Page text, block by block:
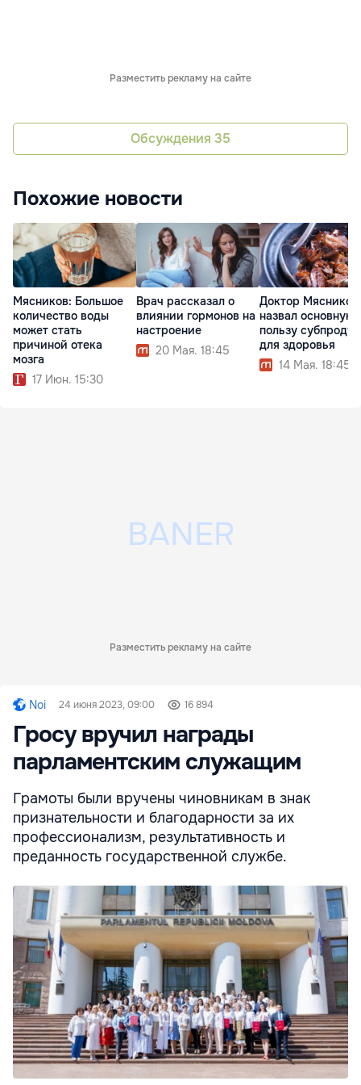
Разместить рекламу на сайте
Обсуждения 35
Похожие новости
Мясников: Большое
количество воды
может стать
причиной отека
мозга
17 Июн. 15:30
Врач рассказал о
влиянии гормонов на
настроение
20 Мая. 18:45
Доктор Мясников
назвал основную
пользу
для здоровья
14 Мая. 18:45
Разместить рекламу на сайте
Noi 24 июня 2023, 09:00 16 894
Гросу вручил награды
парламентским служащим
Грамоты были вручены чиновникам в знак
признательности и благодарности за их
профессионализм, результативность и
преданность государственной службе.